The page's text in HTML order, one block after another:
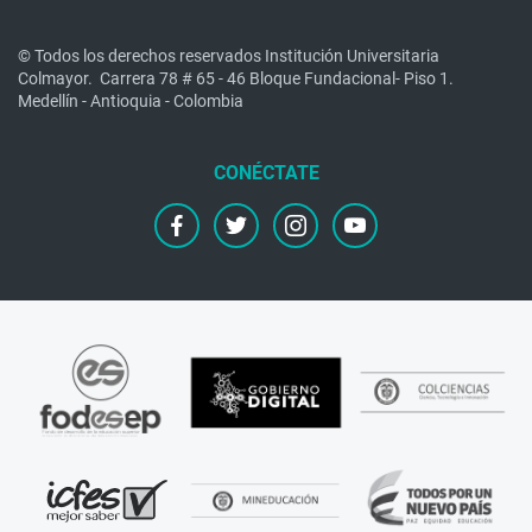
© Todos los derechos reservados Institución Universitaria
Colmayor. Carrera 78 # 65 - 46 Bloque Fundacional- Piso 1.
Medellín - Antioquia - Colombia
facebooktwitter instagramyoutube